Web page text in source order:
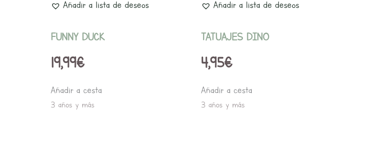
Añadir a lista de deseos
FUNNY DUCK
19,99€
Añadir a cesta
3 años y más
Añadir a lista de deseos
TATUAJES DINO
4,95€
Añadir a cesta
3 años y más